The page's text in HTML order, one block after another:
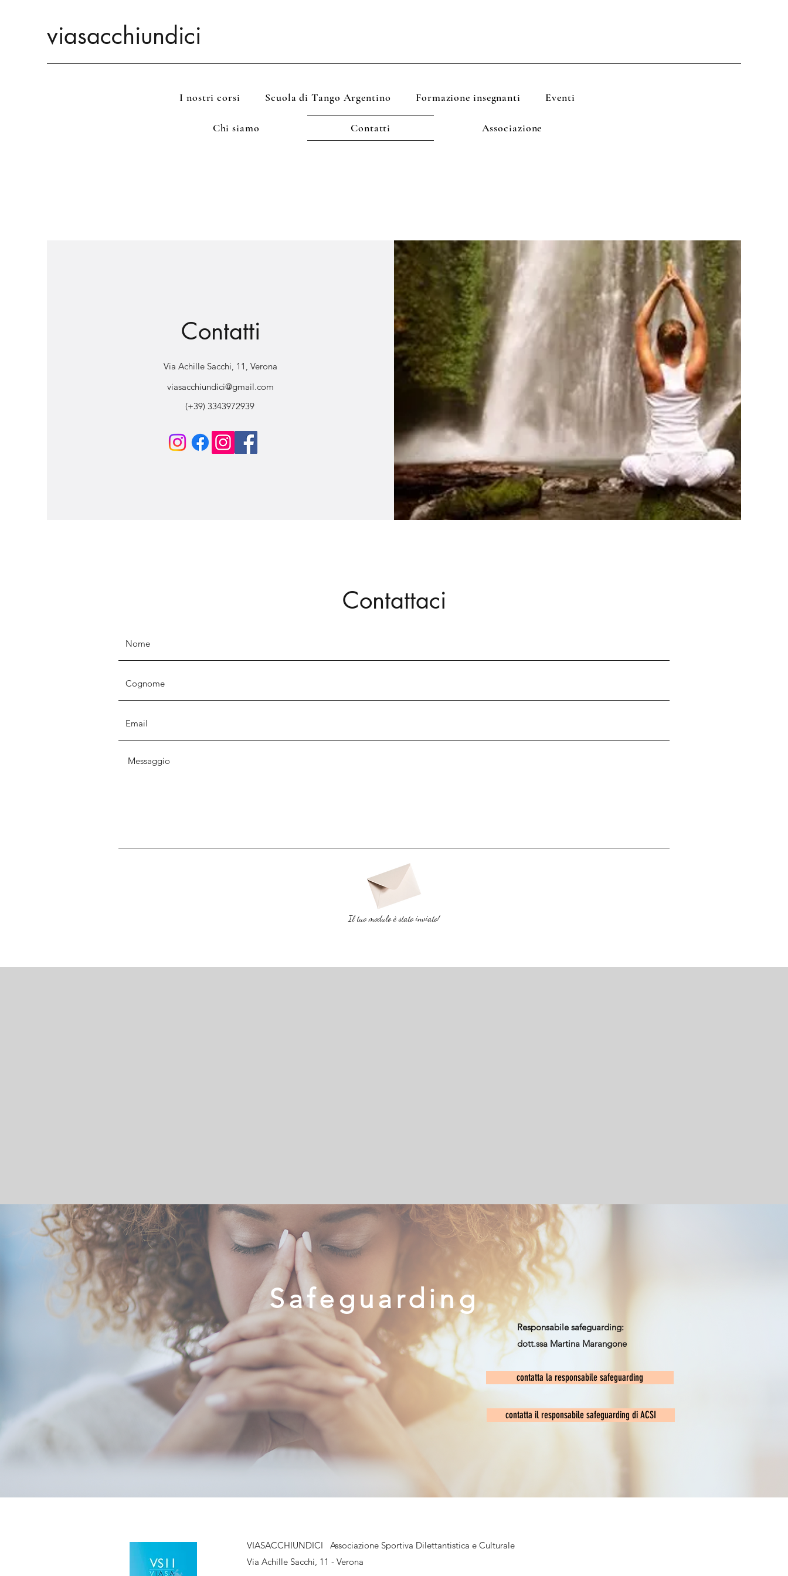
viasacchiundici
I nostri corsi Scuola di Tango Argentino Formazione insegnanti Eventi
Chi siamo Contatti Associazione
Contatti
Via Achille Sacchi, 11, Verona
viasacchiundici@gmail.com
(+39) 3343972939
Contattaci
Il tuo modulo è stato inviato!
Safeguarding
Responsabile safeguarding:
dott.ssa Martina Marangone
contatta la responsabile safeguarding
contatta il responsabile safeguarding di ACSI
VIASACCHIUNDICI Associazione Sportiva Dilettantistica e Culturale
Via Achille Sacchi, 11 - Verona